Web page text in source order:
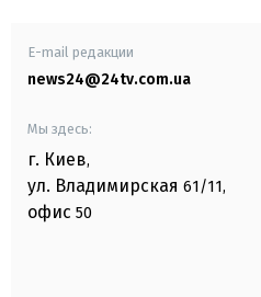
E-mail редакции
news24@24tv.com.ua
Мы здесь:
г. Киев,
ул. Владимирская 61/11,
офис 50